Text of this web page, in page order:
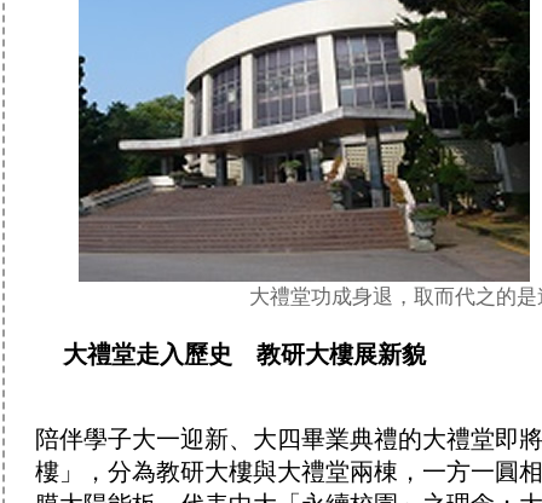
大禮堂功成身退，取而代之的
大禮堂走入歷史 教研大樓展新貌
陪伴學子大一迎新、大四畢業典禮的大禮堂即
樓」，分為教研大樓與大禮堂兩棟，一方一圓